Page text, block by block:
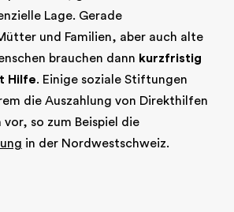
Lage. Gerade
und Familien, aber auch alte
brauchen dann kurzfristig
Hilfe. Einige soziale Stiftungen
die Auszahlung von Direkthilfen
vor, so zum Beispiel die
in der Nordwestschweiz.